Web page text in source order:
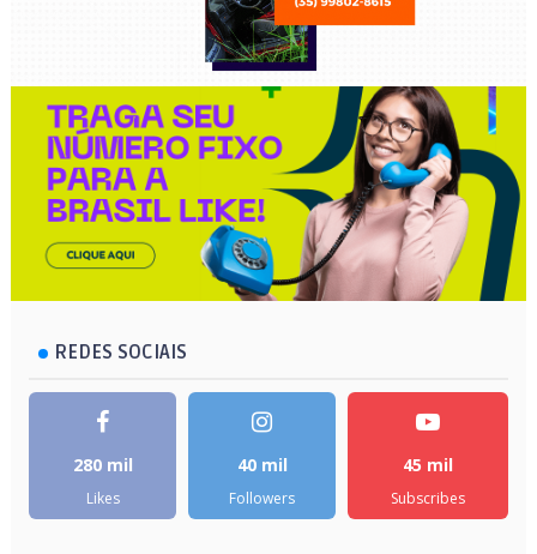
REDES SOCIAIS
280 mil
Likes
40 mil
Followers
45 mil
Subscribes